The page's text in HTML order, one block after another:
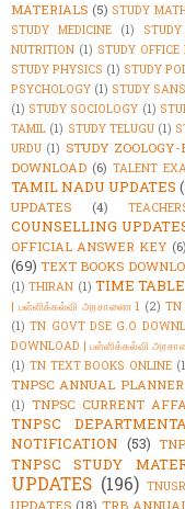
MATERIALS (5) STUDY
STUDY MEDICINE
(1)
NUTRITION (1) STUDY
STUDY PHYSICS (1) STUDY
PSYCHOLOGY (1) STUDY
(1) STUDY SOCIOLOGY (1)
TAMIL (1) STUDY TELUGU (1)
URDU (1) STUDY ZOOLOGY-
DOWNLOAD (6) TALENT
TAMIL NADU UPDATES
UPDATES
(4)
COUNSELLING
OFFICIAL ANSWER KEY (6)
(69) TEXT BOOKS
(1) THIRAN (1) TIME
| பள்ளிக்கல்வி அரசாணை 1 (2) TN
(1) TN GOVT DSE G.O
DOWNLOAD | பள்ளிக்கல்வி
(1) TN TEXT BOOKS ONLINE
TNPSC ANNUAL PLANNER
(1) TNPSC CURRENT
TNPSC
NOTIFICATION (53)
TNPSC STUDY
UPDATES (196)
UPDATES (18) TRB